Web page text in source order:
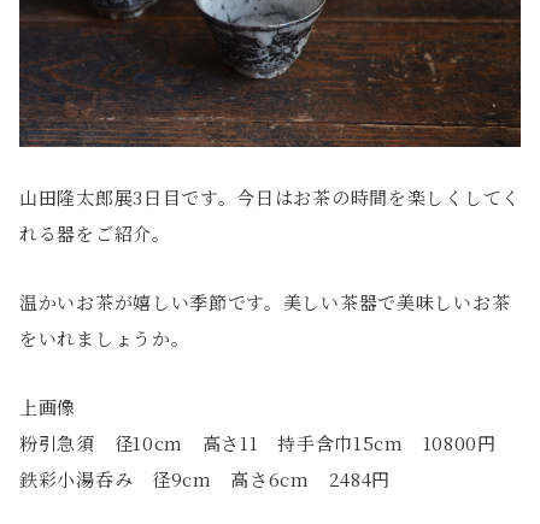
山田隆太郎展3日目です。今日はお茶の時間を楽しくしてく
れる器をご紹介。
温かいお茶が嬉しい季節です。美しい茶器で美味しいお茶
をいれましょうか。
上画像
粉引急須 径10cm 高さ11 持手含巾15cm 10800円
鉄彩小湯呑み 径9cm 高さ6cm 2484円